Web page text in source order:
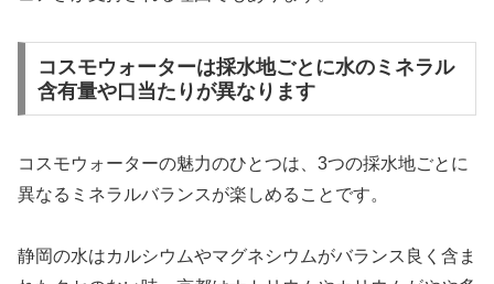
コスモウォーターは採水地ごとに水のミネラル
含有量や口当たりが異なります
コスモウォーターの魅力のひとつは、3つの採水地ごとに
異なるミネラルバランスが楽しめることです。
静岡の水はカルシウムやマグネシウムがバランス良く含ま